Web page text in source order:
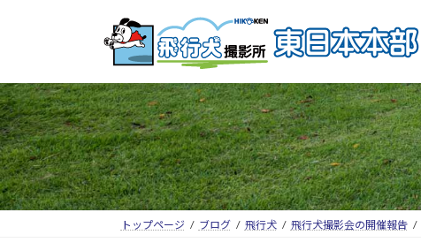
トップページ ブログ 飛行犬 飛行犬撮影会の開催報告